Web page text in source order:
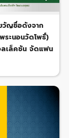
วัญชื่อดังจาก
ระนอนวัดโพธิ์)
ลเล็คชัน จัดแฟน